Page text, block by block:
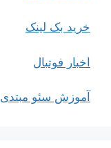
خرید بک لینک
اخبار فوتبال
آموزش سئو مبتدی